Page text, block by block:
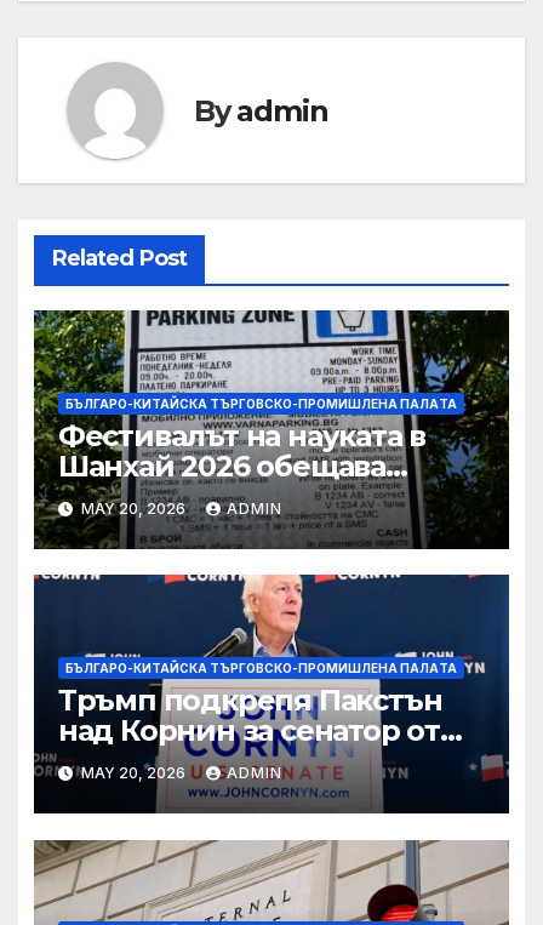
Byadmin
Related Post
БЪЛГАРО-КИТАЙСКА ТЪРГОВСКО-ПРОМИШЛЕНА ПАЛAТА
Фестивалът на науката в
Шанхай 2026 обещава
вълнуващи научно-
технологични иновации
MAY 20, 2026 ADMIN
БЪЛГАРО-КИТАЙСКА ТЪРГОВСКО-ПРОМИШЛЕНА ПАЛAТА
Тръмп подкрепя Пакстън
над Корнин за сенатор от
Тексас в шокираща
подкрепа
MAY 20, 2026 ADMIN